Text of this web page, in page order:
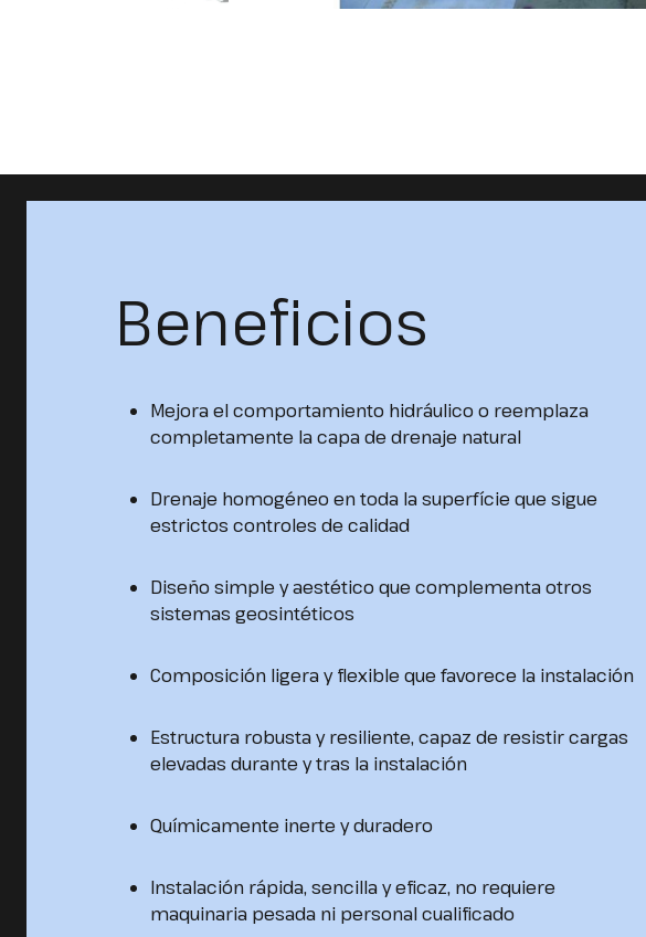
Beneficios
Mejora el comportamiento hidráulico o reemplaza
completamente la capa de drenaje natural
Drenaje homogéneo en toda la superfície que sigue
estrictos controles de calidad
Diseño simple y aestético que complementa otros
sistemas geosintéticos
Composición ligera y flexible que favorece la instalación
Estructura robusta y resiliente, capaz de resistir cargas
elevadas durante y tras la instalación
Químicamente inerte y duradero
Instalación rápida, sencilla y eficaz, no requiere
maquinaria pesada ni personal cualificado